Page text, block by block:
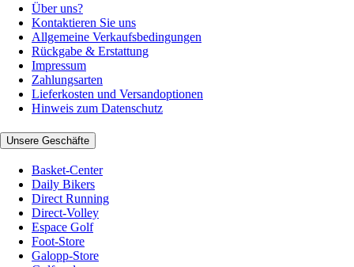
Über uns?
Kontaktieren Sie uns
Allgemeine Verkaufsbedingungen
Rückgabe & Erstattung
Impressum
Zahlungsarten
Lieferkosten und Versandoptionen
Hinweis zum Datenschutz
Unsere Geschäfte
Basket-Center
Daily Bikers
Direct Running
Direct-Volley
Espace Golf
Foot-Store
Galopp-Store